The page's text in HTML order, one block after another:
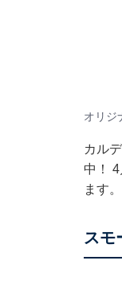
オリジ
カル
中！
ます。
スモ